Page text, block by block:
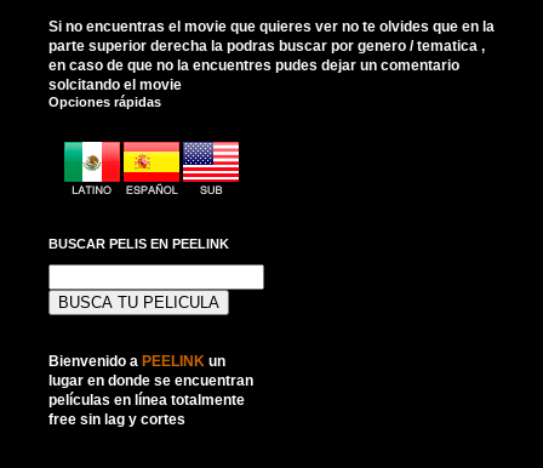
Si no encuentras el movie que quieres ver no te olvides que en la
parte superior derecha la podras buscar por genero / tematica ,
en caso de que no la encuentres pudes dejar un comentario
solcitando el movie
Opciones rápidas
BUSCAR PELIS EN PEELINK
Bienvenido a PEELINK un
lugar en donde se encuentran
películas en línea totalmente
free sin lag y cortes